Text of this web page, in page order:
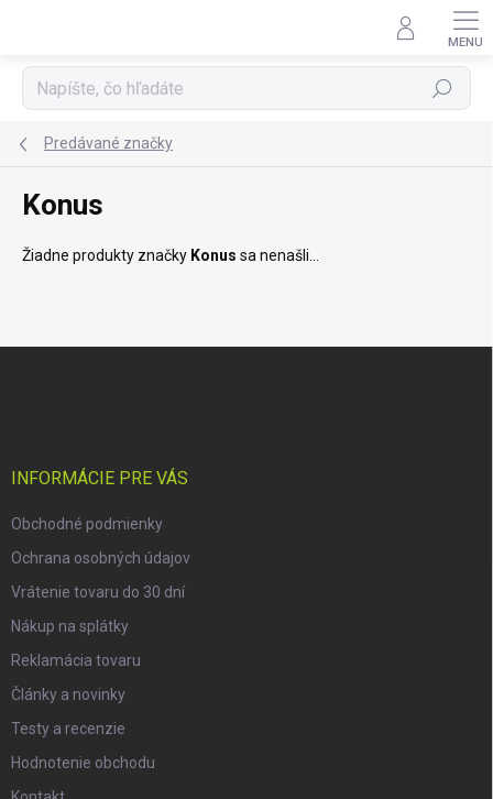
Hľadať
Predávané značky
Konus
Žiadne produkty značky Konus sa nenašli...
INFORMÁCIE PRE VÁS
Obchodné podmienky
Ochrana osobných údajov
Vrátenie tovaru do 30 dní
Nákup na splátky
Reklamácia tovaru
Články a novinky
Testy a recenzie
Hodnotenie obchodu